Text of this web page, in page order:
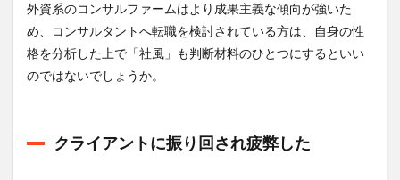
転職
でき
る？
5.2
Q：年
はあ
る？
外資系のコンサルファームはより成果主義な傾向が強いた
め、コンサルタントへ転職を検討されている方は、自身の性
格を分析した上で「社風」も判断材料のひとつにするといい
のではないでしょうか。
クライアントに振り回され疲弊した